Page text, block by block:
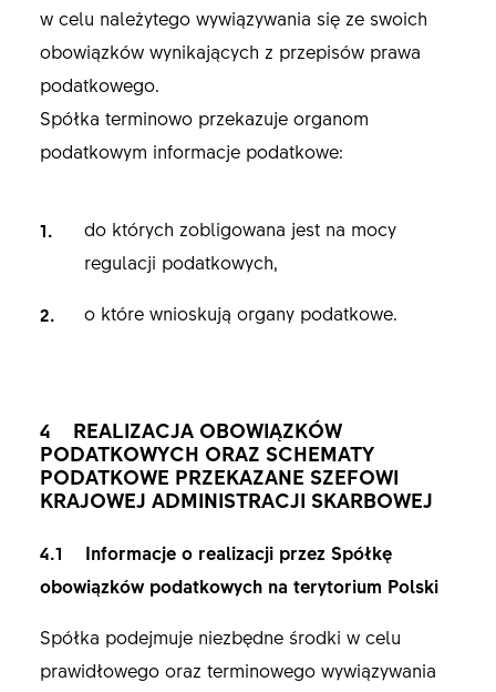
w celu należytego wywiązywania się ze swoich
obowiązków wynikających z przepisów prawa
podatkowego.
Spółka terminowo przekazuje organom
podatkowym informacje podatkowe:
do których zobligowana jest na mocy
regulacji podatkowych,
o które wnioskują organy podatkowe.
4 REALIZACJA OBOWIĄZKÓW
PODATKOWYCH ORAZ SCHEMATY
PODATKOWE PRZEKAZANE SZEFOWI
KRAJOWEJ ADMINISTRACJI SKARBOWEJ
4.1 Informacje o realizacji przez Spółkę
obowiązków podatkowych na terytorium Polski
Spółka podejmuje niezbędne środki w celu
prawidłowego oraz terminowego wywiązywania